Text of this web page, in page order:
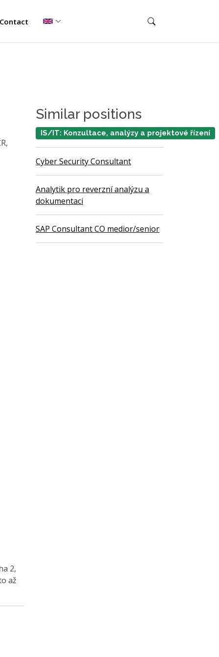
Contact
2,
až
Similar positions
IS/IT: Konzultace, analýzy a projektové řízení
Cyber Security Consultant
Analytik pro reverzní analýzu a
dokumentaci
SAP Consultant CO medior/senior